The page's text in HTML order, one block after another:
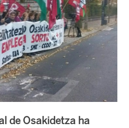
de Osakidetza ha